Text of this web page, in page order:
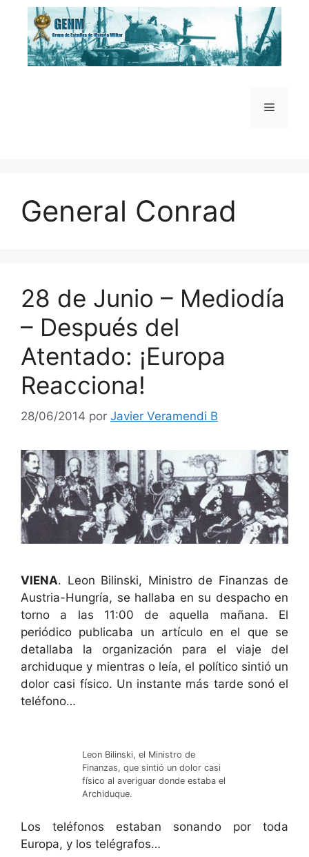
Saltar
contenido
Menú
General Conrad
28 de Junio – Mediodía
– Después del
Atentado: ¡Europa
Reacciona!
28/06/2014 por Javier Veramendi B
VIENA. Leon Bilinski, Ministro de Finanzas de
Austria-Hungría, se hallaba en su despacho en
torno a las 11:00 de aquella mañana. El
periódico publicaba un artículo en el que se
detallaba la organización para el viaje del
archiduque y mientras o leía, el político sintió un
dolor casi físico. Un instante más tarde sonó el
teléfono…
Leon Bilinski, el Ministro de
Finanzas, que sintió un dolor casi
físico al averiguar donde estaba el
Archiduque.
Los teléfonos estaban sonando por toda
Europa, y los telégrafos…